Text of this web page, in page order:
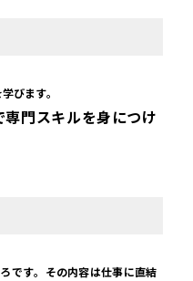
びます。
門スキルを身につけ
です。その内容は仕事に直結